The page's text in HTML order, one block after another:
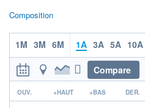
PEA PEA-PME
CTO BUSINESS
Non éligible Boursobank
ACTIF NET (EUR)
0K / -
Composition
1M 3M 6M 1A 3A 5A 10A
Compare
r
OUV. +HAUT +BAS DER.